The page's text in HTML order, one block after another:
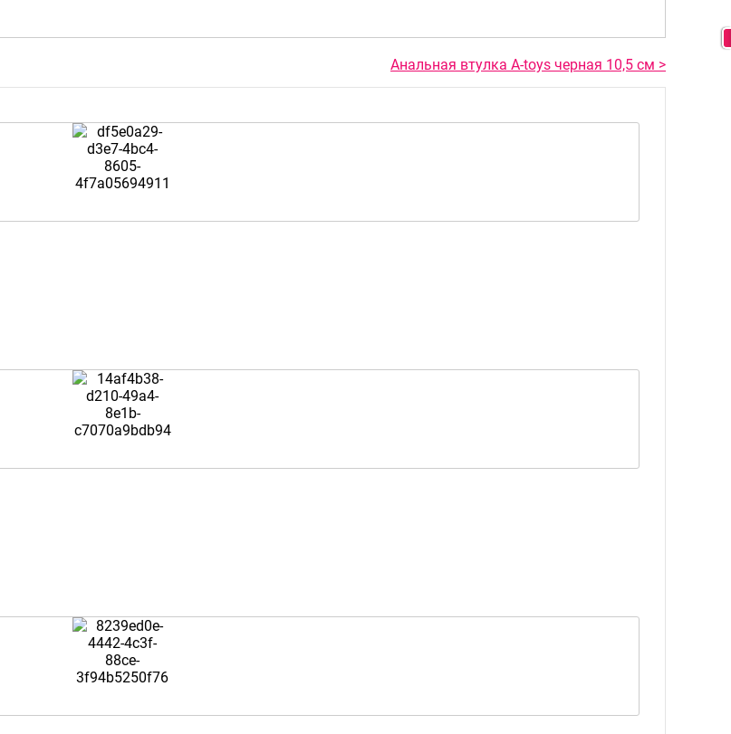
Анальная втулка A-toys черная 10,5 см >